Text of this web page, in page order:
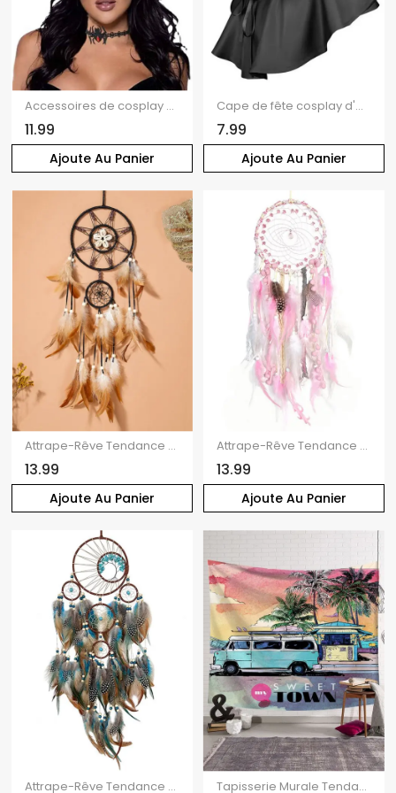
Ajoute Au Panier
Accessoires de cosplay d'Halloween Serre-tête chauve-souris rose Ensemble tour de cou araignée
11.99
Ajoute Au Panier
Cape de fête cosplay d'Halloween de couleur unie
7.99
Ajoute Au Panier
Attrape-Rêve Tendance à Sculpture Creuse en Forme D'Etoile avec Perles Fantaisies Décor Maison
13.99
Ajoute Au Panier
Attrape-Rêve Tendance à Suspendre Au Mur Motif Plumes et Perles Fantaisies Décor Maison
13.99
Attrape-Rêve Tendance à Sculpture Creuse Motif Plumes et Perles Turquoises Fantaisies Style Vintage Décor Maison Tapisserie Murale Tendance Motif Bus et Cocotiers pour la Plage